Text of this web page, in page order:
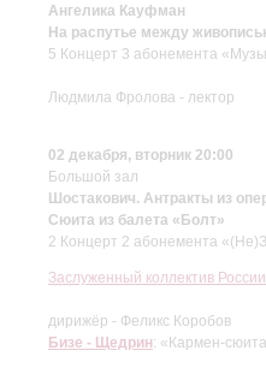
Ангелика Кауфман
На распутье между
5 Концерт 3 абонемента
Людмила Фролова - лектор
02 декабря, вторник 20:00
Большой зал
Шостакович. Антракты из
Сюита из балета «Болт»
2 Концерт 2 абонемента
Заслуженный коллектив
дирижёр - Феликс Коробов
Бизе - Щедрин: «Кармен-